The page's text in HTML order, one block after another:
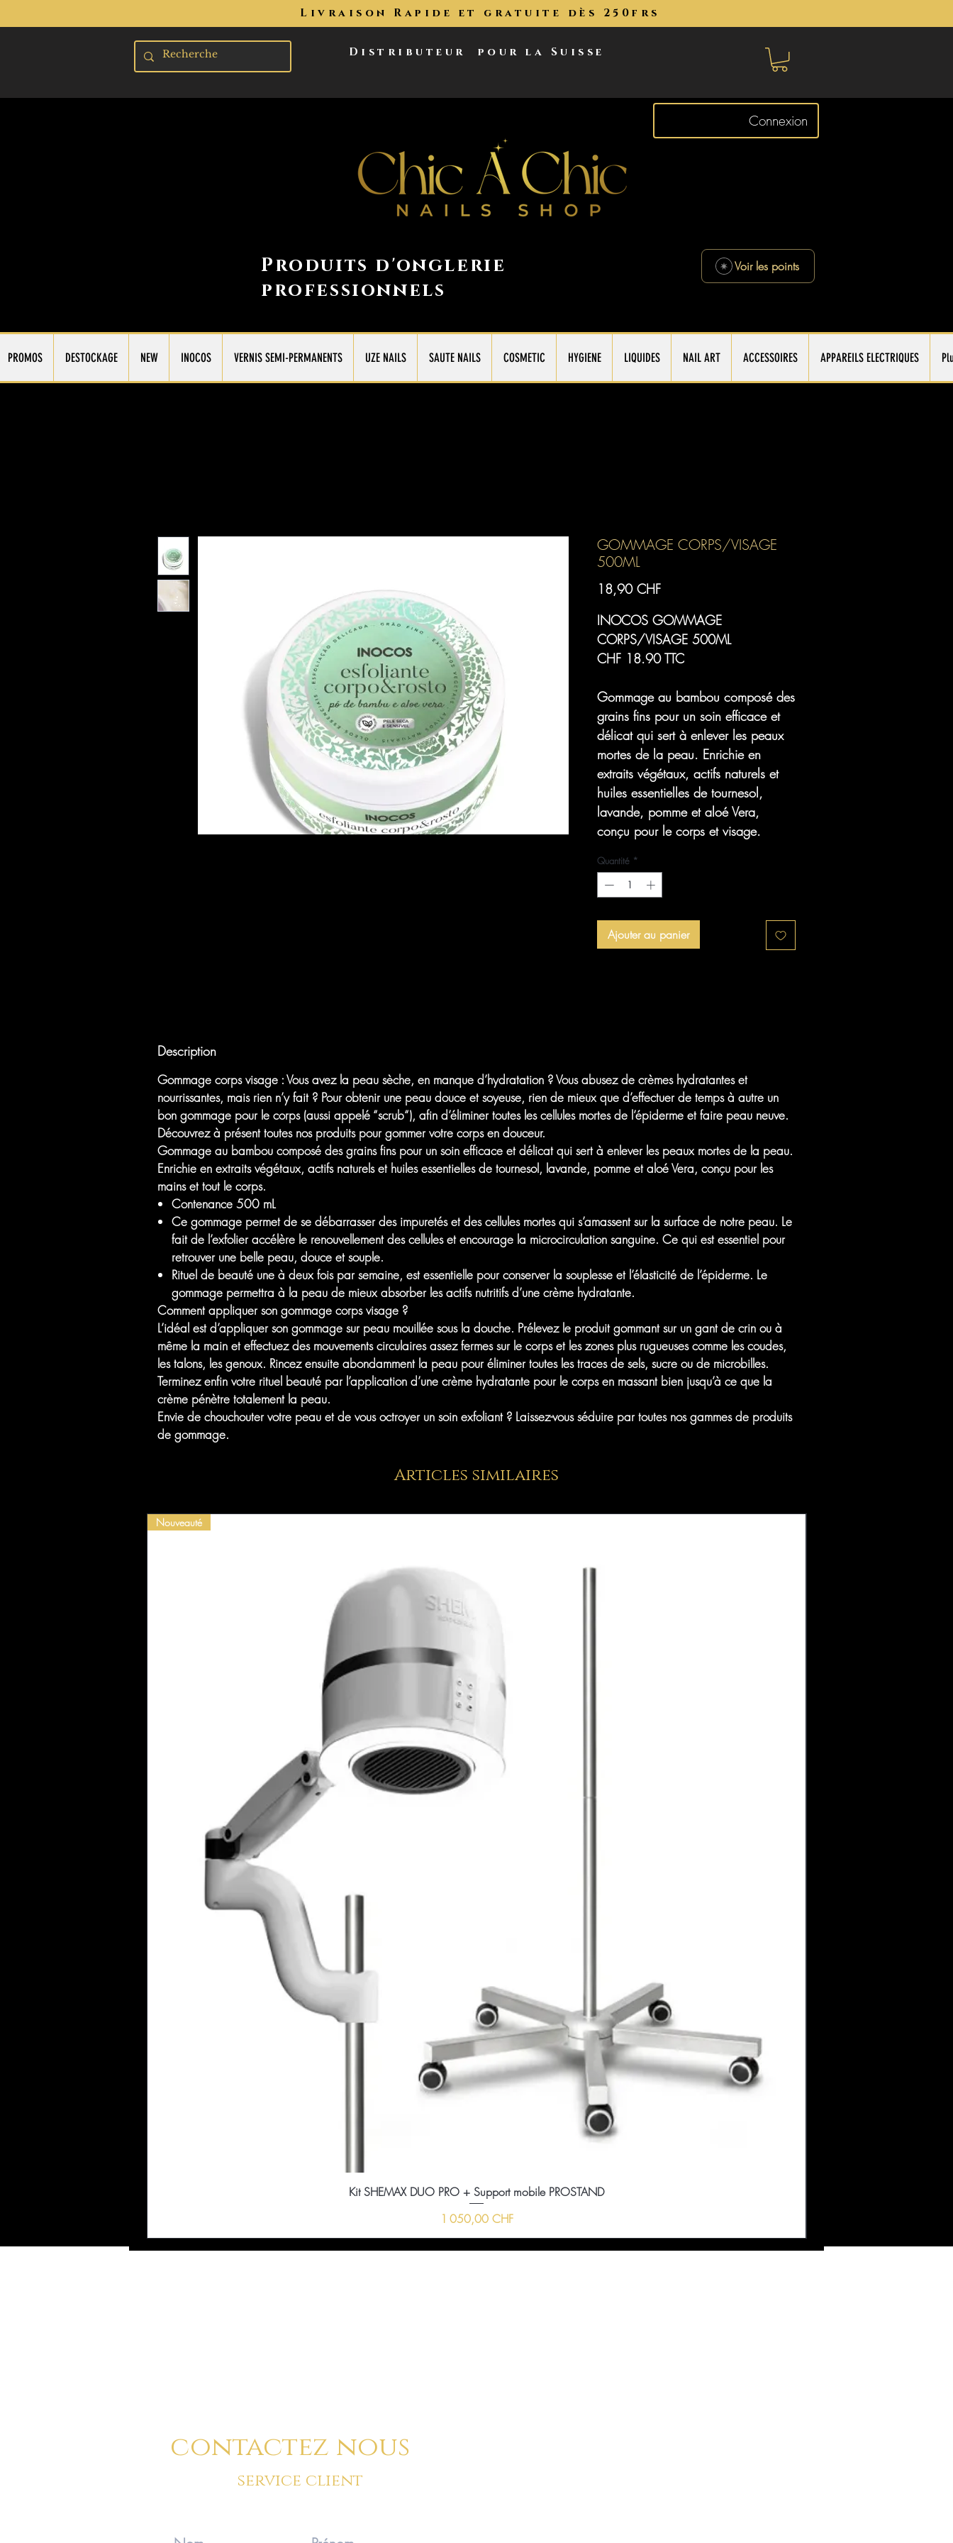
Distributeur pour la Suisse
Livraison Rapide et gratuite dès 250frs
Connexion
Produits d'onglerie
professionnels
Voir les points
PROMOS DESTOCKAGE NEW INOCOS VERNIS SEMI-PERMANENTS UZE NAILS SAUTE NAILS COSMETIC HYGIENE LIQUIDES NAIL ART ACCESSOIRES APPAREILS ELECTRIQUES
GOMMAGE CORPS/VISAGE
500ML
18,90 CHFPrix
INOCOS GOMMAGE
CORPS/VISAGE 500ML
CHF 18.90 TTC
Gommage au bambou composé des
grains fins pour un soin efficace et
délicat qui sert à enlever les peaux
mortes de la peau. Enrichie en
extraits végétaux, actifs naturels et
huiles essentielles de tournesol,
lavande, pomme et aloé Vera,
conçu pour le corps et visage.
Quantité *
Ajouter au panier
Description
Gommage corps visage : Vous avez la peau sèche, en manque d’hydratation ? Vous abusez de crèmes hydratantes et
nourrissantes, mais rien n’y fait ? Pour obtenir une peau douce et soyeuse, rien de mieux que d’effectuer de temps à autre un
bon gommage pour le corps (aussi appelé “scrub“), afin d’éliminer toutes les cellules mortes de l’épiderme etfaire peau neuve.
Découvrez à présent toutes nos produits pour gommer votre corps en douceur.
Gommage au bambou composé des grains fins pour un soin efficace et délicat qui sert à enlever les peaux mortes de la peau.
Enrichie en extraits végétaux, actifs naturels et huiles essentielles de tournesol, lavande, pomme et aloé Vera, conçu pour les
mains et tout le corps.
Contenance 500 mL
Ce gommage permet de se débarrasser des impuretés et des cellules mortes qui s’amassent sur la surface de notre peau. Le
fait de l’exfolier accélère le renouvellement des cellules et encourage la microcirculation sanguine. Ce qui est essentiel pour
retrouver une belle peau, douce et souple.
Rituel de beauté une à deux fois par semaine, est essentielle pour conserver la souplesse et l’élasticité de l’épiderme. Le
gommage permettra à la peau de mieux absorber les actifs nutritifs d’une crème hydratante.
Comment appliquer son gommage corps visage ?
L’idéal est d’appliquer son gommage sur peau mouillée sous la douche. Prélevez le produit gommant sur un gant de crin ou à
même la main et effectuez des mouvements circulaires assez fermes sur le corps et les zones plus rugueuses comme les coudes,
les talons, les genoux. Rincez ensuite abondamment la peau pour éliminer toutes les traces de sels, sucre ou de microbilles.
Terminez enfin votre rituel beauté par l’application d’une crème hydratante pour le corpsen massant bien jusqu’à ce que la
crème pénètre totalement la peau.
Envie de chouchouter votre peau et de vous octroyer un soin exfoliant ? Laissez-vous séduire par toutes nos gammes de produits
de gommage.
Articles similaires
Nouveauté
Kit SHEMAX DUO PRO + Support mobile PROSTAND
Prix
1 050,00 CHF
contactez nous
service client